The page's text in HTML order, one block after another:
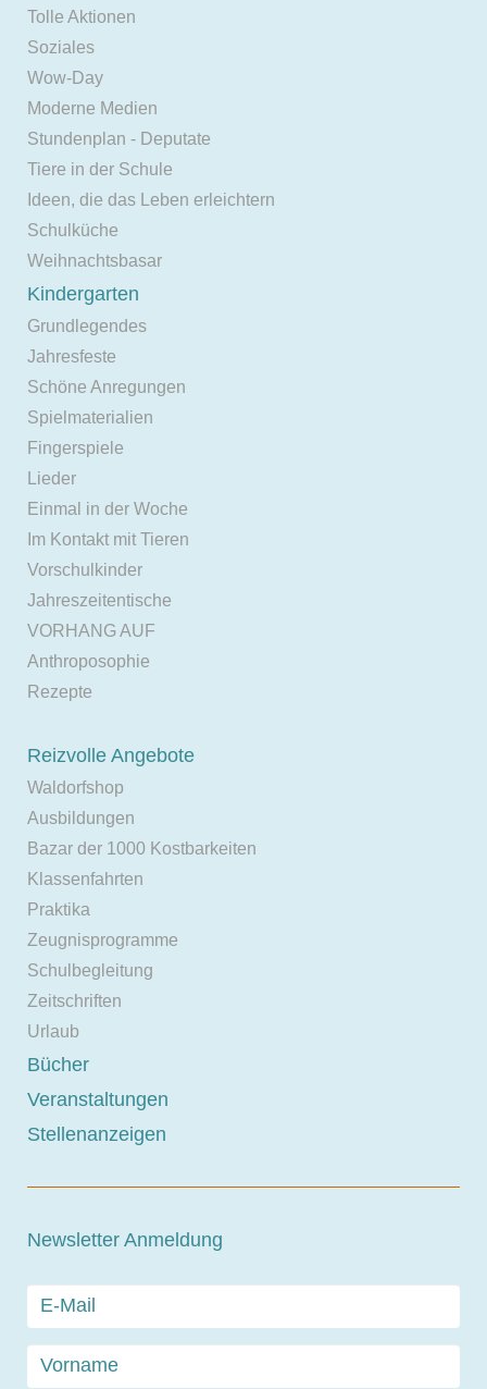
Tolle Aktionen
Soziales
Wow-Day
Moderne Medien
Stundenplan - Deputate
Tiere in der Schule
Ideen, die das Leben erleichtern
Schulküche
Weihnachtsbasar
Kindergarten
Grundlegendes
Jahresfeste
Schöne Anregungen
Spielmaterialien
Fingerspiele
Lieder
Einmal in der Woche
Im Kontakt mit Tieren
Vorschulkinder
Jahreszeitentische
VORHANG AUF
Anthroposophie
Rezepte
Reizvolle Angebote
Waldorfshop
Ausbildungen
Bazar der 1000 Kostbarkeiten
Klassenfahrten
Praktika
Zeugnisprogramme
Schulbegleitung
Zeitschriften
Urlaub
Bücher
Veranstaltungen
Stellenanzeigen
Newsletter Anmeldung